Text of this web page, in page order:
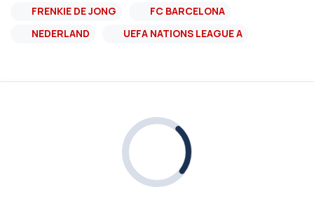
FRENKIE DE JONG
FC BARCELONA
NEDERLAND
UEFA NATIONS LEAGUE A